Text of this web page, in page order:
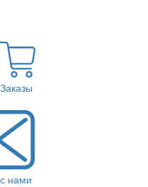
Заказы
нами